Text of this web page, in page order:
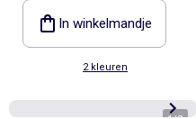
In winkelmandje
2 kleuren